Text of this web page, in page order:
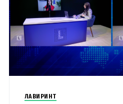
ЛАВИРИНТ